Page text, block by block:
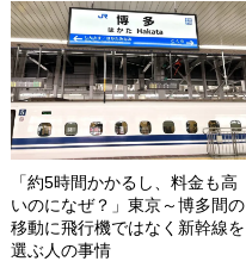
「約5時間かかるし、料金も高
いのになぜ？」東京～博多間の
移動に飛行機ではなく新幹線を
選ぶ人の事情